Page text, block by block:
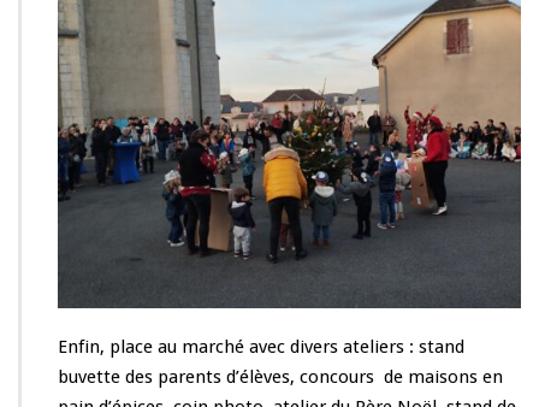
Enfin, place au marché avec divers ateliers : stand
buvette des parents d’élèves, concours de maisons en